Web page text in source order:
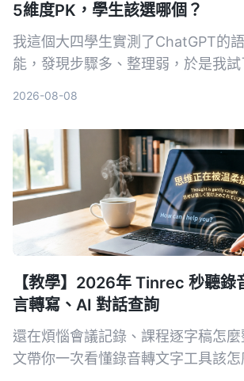
5維度PK，學生該選哪個？
我這個大四學生實測了ChatGPT的
能，發現步驟多、整理弱，於是我
錄。
2026-08-08
【教學】2026年 Tinrec 秒聽錄
言轉寫、AI 對話查詢
還在煩惱會議記錄、課程逐字稿怎麼
文帶你一次看懂錄音轉文字工具該